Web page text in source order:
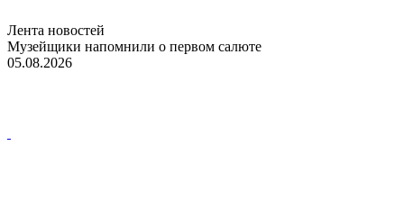
Лента новостей
Музейщики напомнили о первом салюте
05.08.2026